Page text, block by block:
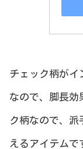
チェック柄がイ
なので、脚長効
ク柄なので、派
えるアイテムで